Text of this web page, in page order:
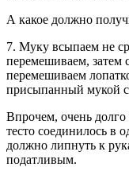
А какое должно
7. Муку всыпаем не
перемешиваем,
перемешиваем
присыпанный мукой
Впрочем, очень долго
тесто соединилось в
должно липнуть к
податливым.